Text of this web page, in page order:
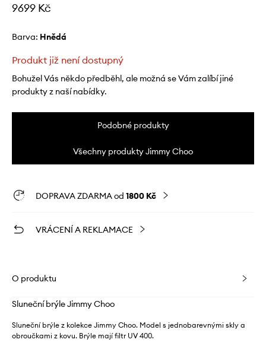
9699 Kč
Barva: hnědá
Produkt již není dostupný
Bohužel Vás někdo předběhl, ale možná se Vám zalíbí jiné
produkty z naší nabídky.
Podobné produkty
Všechny produkty Jimmy Choo
DOPRAVA ZDARMA od 1800 Kč
VRÁCENÍ A REKLAMACE
O produktu
Sluneční brýle Jimmy Choo
Sluneční brýle z kolekce Jimmy Choo. Model s jednobarevnými skly a
obroučkami z kovu. Brýle mají filtr UV 400.